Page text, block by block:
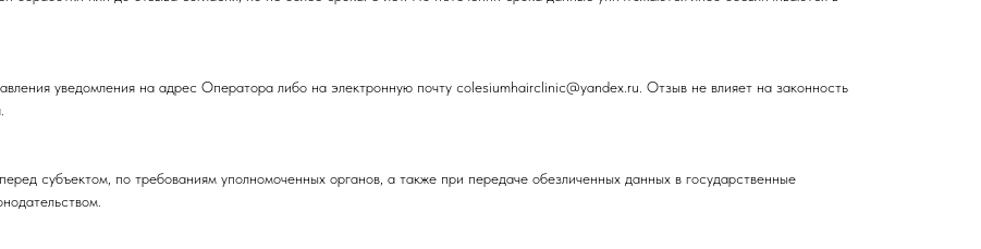
уведомления на адрес Оператора либо на электронную почту colesiumhairclinic@yandex.ru. Отзыв не влияет на законность
субъектом, по требованиям уполномоченных органов, а также при передаче обезличенных данных в государственные